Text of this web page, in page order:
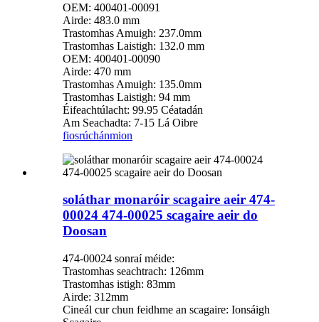
OEM: 400401-00091
Airde: 483.0 mm
Trastomhas Amuigh: 237.0mm
Trastomhas Laistigh: 132.0 mm
OEM: 400401-00090
Airde: 470 mm
Trastomhas Amuigh: 135.0mm
Trastomhas Laistigh: 94 mm
Éifeachtúlacht: 99.95 Céatadán
Am Seachadta: 7-15 Lá Oibre
fiosrúchánmion
soláthar monaróir scagaire aeir 474-
00024 474-00025 scagaire aeir do
Doosan
474-00024 sonraí méide:
Trastomhas seachtrach: 126mm
Trastomhas istigh: 83mm
Airde: 312mm
Cineál cur chun feidhme an scagaire: Ionsáigh